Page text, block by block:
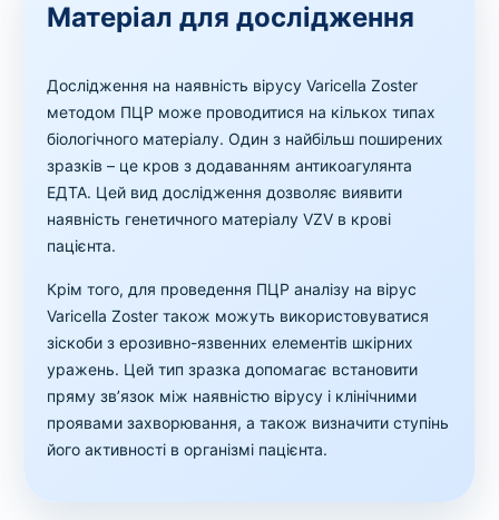
Матеріал для дослідження
Дослідження на наявність вірусу Varicella Zoster
методом ПЦР може проводитися на кількох типах
біологічного матеріалу. Один з найбільш поширених
зразків – це кров з додаванням антикоагулянта
ЕДТА. Цей вид дослідження дозволяє виявити
наявність генетичного матеріалу VZV в крові
пацієнта.
Крім того, для проведення ПЦР аналізу на вірус
Varicella Zoster також можуть використовуватися
зіскоби з ерозивно-язвенних елементів шкірних
уражень. Цей тип зразка допомагає встановити
пряму зв’язок між наявністю вірусу і клінічними
проявами захворювання, а також визначити ступінь
його активності в організмі пацієнта.